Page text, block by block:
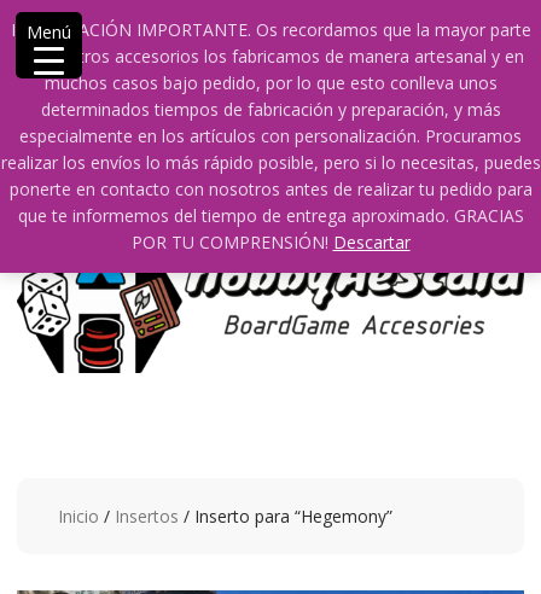
INFORMACIÓN IMPORTANTE. Os recordamos que la mayor parte
de nuestros accesorios los fabricamos de manera artesanal y en
muchos casos bajo pedido, por lo que esto conlleva unos
determinados tiempos de fabricación y preparación, y más
especialmente en los artículos con personalización. Procuramos
realizar los envíos lo más rápido posible, pero si lo necesitas, puedes
ponerte en contacto con nosotros antes de realizar tu pedido para
que te informemos del tiempo de entrega aproximado. GRACIAS
POR TU COMPRENSIÓN! Descartar
Saltar
contenido
609241475 SOLO DE 10:00 a 14:00
info@hobbyaescala.com
San Fernando de Henares
10:00 - 14:00
Mi cuenta
0 0
Inicio / Insertos / Inserto para “Hegemony”
Menú